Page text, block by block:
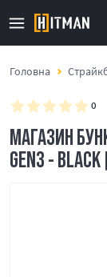
Головна
0
МАГАЗИН
GEN3 -